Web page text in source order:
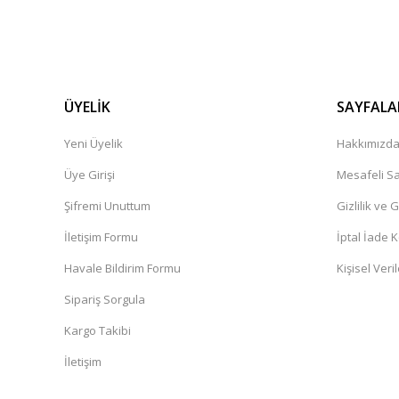
ÜYELİK
Yeni Üyelik
Üye Girişi
Şifremi Unuttum
İletişim Formu
Havale Bildirim Formu
Sipariş Sorgula
Kargo Takibi
İletişim
Hakkımızda
Mesafeli
Gizlilik ve
İptal İade
Kişisel